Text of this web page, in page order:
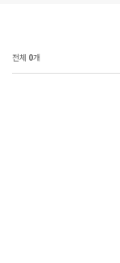
전체 0개